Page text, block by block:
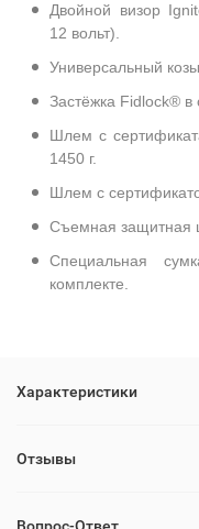
Двойной визор
12 вольт).
Универсальный
Застёжка Fidlock® в
Шлем с
1450 г.
Шлем с
Съемная защитная
Специальная
комплекте.
Характеристики
Отзывы